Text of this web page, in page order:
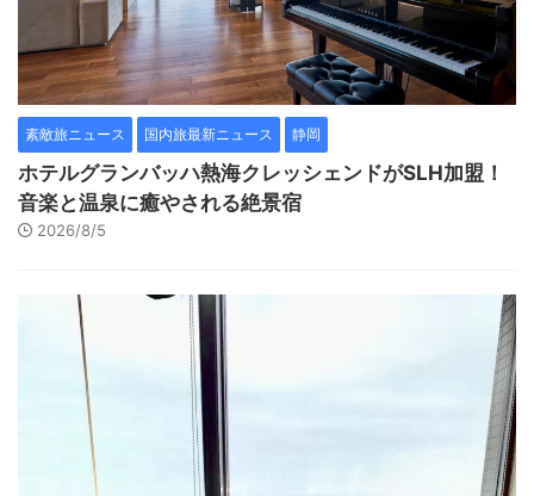
素敵旅ニュース 国内旅最新ニュース 静岡
ホテルグランバッハ熱海クレッシェンドがSLH加盟！
音楽と温泉に癒やされる絶景宿
2026/8/5